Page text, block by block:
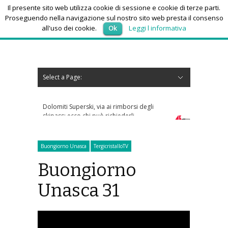
venerdì 7, Agosto 2026
Select a Page:
Dolomiti Superski, via ai rimborsi degli
skipass: ecco chi può richiederli
Buongiorno Unasca TergicristalloTV
Buongiorno
Unasca 31
Il presente sito web utilizza cookie di sessione e cookie di terze parti.
Proseguendo nella navigazione sul nostro sito web presta il consenso
all'uso dei cookie.
Ok Leggi l informativa